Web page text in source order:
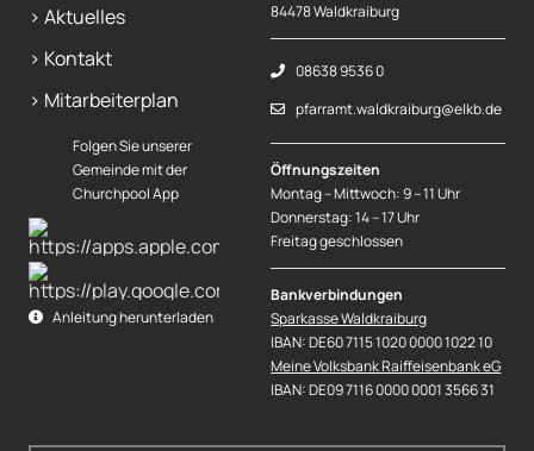
> Aktuelles
> Kontakt
> Mitarbeiterplan
Folgen Sie unserer
Gemeinde mit der
Churchpool App
Anleitung herunterladen
84478 Waldkraiburg
08638 9536 0
pfarramt.waldkraiburg@elkb.de
Öffnungszeiten
Montag – Mittwoch: 9 – 11 Uhr
Donnerstag: 14 – 17 Uhr
Freitag geschlossen
Bankverbindungen
Sparkasse Waldkraiburg
IBAN: DE60 7115 1020 0000 1022 10
Meine Volksbank Raiffeisenbank eG
IBAN: DE09 7116 0000 0001 3566 31